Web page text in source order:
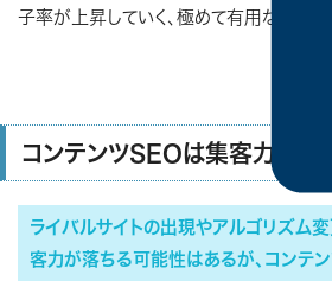
子率が上昇していく、極めて有用な貯金・
コンテンツSEOは集客力が安
ライバルサイトの出現やアルゴリズム
客力が落ちる可能性はあるが、コンテ